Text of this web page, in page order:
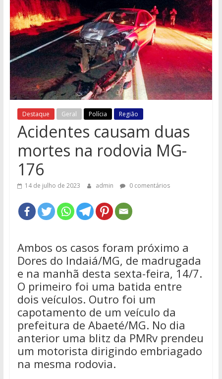
Região
Destaque Geral Polícia Região
Acidentes causam duas
mortes na rodovia MG-
176
14 de julho de 2023 admin 0 comentários
Ambos os casos foram próximo a
Dores do Indaiá/MG, de madrugada
e na manhã desta sexta-feira, 14/7.
O primeiro foi uma batida entre
dois veículos. Outro foi um
capotamento de um veículo da
prefeitura de Abaeté/MG. No dia
anterior uma blitz da PMRv prendeu
um motorista dirigindo embriagado
na mesma rodovia.